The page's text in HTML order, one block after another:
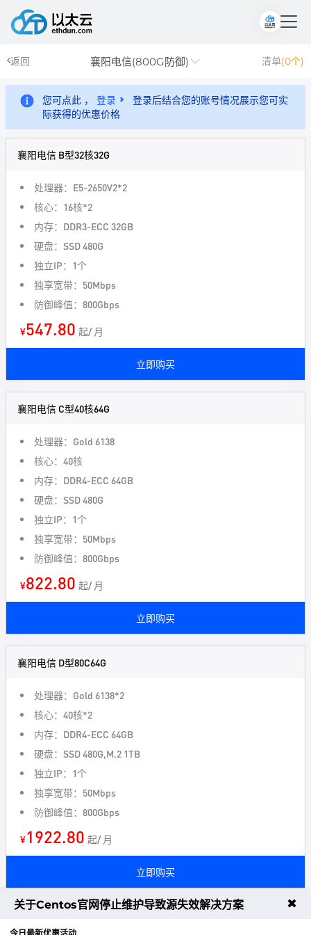
返回 襄阳电信(800G防御) 清单(0个)
您可点此 ， 登录
登录后结合您的账号情况展示您可实
际获得的优惠价格
襄阳电信 B型32核32G
处理器：E5-2650V2*2
核心：16核*2
内存：DDR3-ECC 32GB
硬盘：SSD 480G
独立IP：1个
独享宽带：50Mbps
防御峰值：800Gbps
¥547.80 起/ 月
立即购买
襄阳电信 C型40核64G
处理器：Gold 6138
核心：40核
内存：DDR4-ECC 64GB
硬盘：SSD 480G
独立IP：1个
独享宽带：50Mbps
防御峰值：800Gbps
¥822.80 起/ 月
立即购买
襄阳电信 D型80C64G
处理器：Gold 6138*2
核心：40核*2
内存：DDR4-ECC 64GB
硬盘：SSD 480G,M.2 1TB
独立IP：1个
独享宽带：50Mbps
防御峰值：800Gbps
¥1922.80 起/ 月
立即购买
关于Centos官网停止维护导致源失效解决方案 ✖